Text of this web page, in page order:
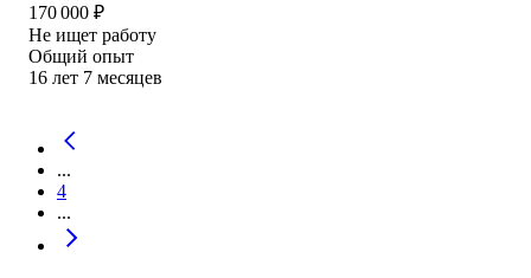
170 000 ₽
Не ищет работу
Общий опыт
16 лет 7 месяцев
...
4
...